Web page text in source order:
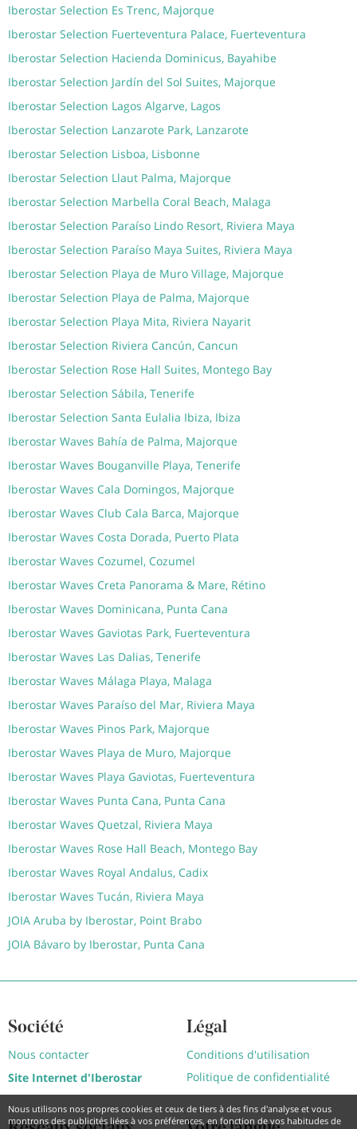
Nous utilisons nos propres cookies et ceux de tiers à des fins d'analyse et vous
montrons des publicités liées à vos préférences, en fonction de vos habitudes de
Iberostar Selection Es Trenc, Majorque
Iberostar Selection Fuerteventura Palace, Fuerteventura
Iberostar Selection Hacienda Dominicus, Bayahibe
Iberostar Selection Jardín del Sol Suites, Majorque
Iberostar Selection Lagos Algarve, Lagos
Iberostar Selection Lanzarote Park, Lanzarote
Iberostar Selection Lisboa, Lisbonne
Iberostar Selection Llaut Palma, Majorque
Iberostar Selection Marbella Coral Beach, Malaga
Iberostar Selection Paraíso Lindo Resort, Riviera Maya
Iberostar Selection Paraíso Maya Suites, Riviera Maya
Iberostar Selection Playa de Muro Village, Majorque
Iberostar Selection Playa de Palma, Majorque
Iberostar Selection Playa Mita, Riviera Nayarit
Iberostar Selection Riviera Cancún, Cancun
Iberostar Selection Rose Hall Suites, Montego Bay
Iberostar Selection Sábila, Tenerife
Iberostar Selection Santa Eulalia Ibiza, Ibiza
Iberostar Waves Bahía de Palma, Majorque
Iberostar Waves Bouganville Playa, Tenerife
Iberostar Waves Cala Domingos, Majorque
Iberostar Waves Club Cala Barca, Majorque
Iberostar Waves Costa Dorada, Puerto Plata
Iberostar Waves Cozumel, Cozumel
Iberostar Waves Creta Panorama & Mare, Rétino
Iberostar Waves Dominicana, Punta Cana
Iberostar Waves Gaviotas Park, Fuerteventura
Iberostar Waves Las Dalias, Tenerife
Iberostar Waves Málaga Playa, Malaga
Iberostar Waves Paraíso del Mar, Riviera Maya
Iberostar Waves Pinos Park, Majorque
Iberostar Waves Playa de Muro, Majorque
Iberostar Waves Playa Gaviotas, Fuerteventura
Iberostar Waves Punta Cana, Punta Cana
Iberostar Waves Quetzal, Riviera Maya
Iberostar Waves Rose Hall Beach, Montego Bay
Iberostar Waves Royal Andalus, Cadix
Iberostar Waves Tucán, Riviera Maya
JOIA Aruba by Iberostar, Point Brabo
JOIA Bávaro by Iberostar, Punta Cana
Société
Nous contacter
Site Internet d'Iberostar
Légal
Conditions d'utilisation
Politique de confidentialité